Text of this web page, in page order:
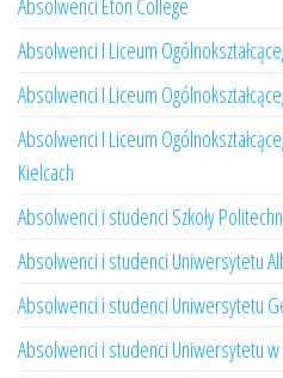
Absolwenci Eton College
Absolwenci I Liceum
Absolwenci I Liceum
Absolwenci I Liceum
Kielcach
Absolwenci i studenci Szkoły
Absolwenci i studenci Uniwersytetu
Absolwenci i studenci Uniwersytetu
Absolwenci i studenci Uniwersytetu w